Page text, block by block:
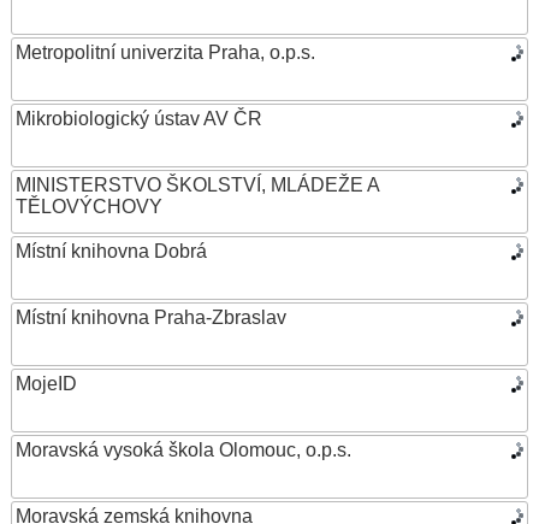
Metropolitní univerzita Praha, o.p.s.
Mikrobiologický ústav AV ČR
MINISTERSTVO ŠKOLSTVÍ, MLÁDEŽE A
TĚLOVÝCHOVY
Místní knihovna Dobrá
Místní knihovna Praha-Zbraslav
MojeID
Moravská vysoká škola Olomouc, o.p.s.
Moravská zemská knihovna